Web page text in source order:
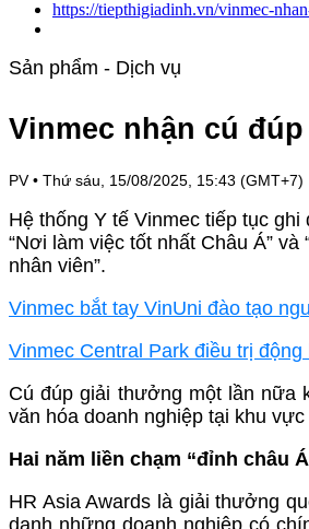
https://tiepthigiadinh.vn/vinmec-
Sản phẩm - Dịch vụ
Vinmec nhận cú
PV • Thứ sáu, 15/08/2025, 15:43 (GMT+7)
Hệ thống Y tế Vinmec tiếp tục
“Nơi làm việc tốt nhất Châu Á”
nhân viên”.
Vinmec bắt tay VinUni đào tạo
Vinmec Central Park điều trị
Cú đúp giải thưởng một lần nữa
văn hóa doanh nghiệp tại khu vực
Hai năm liền chạm “đỉnh châu
HR Asia Awards là giải thưởng
danh những doanh nghiệp có